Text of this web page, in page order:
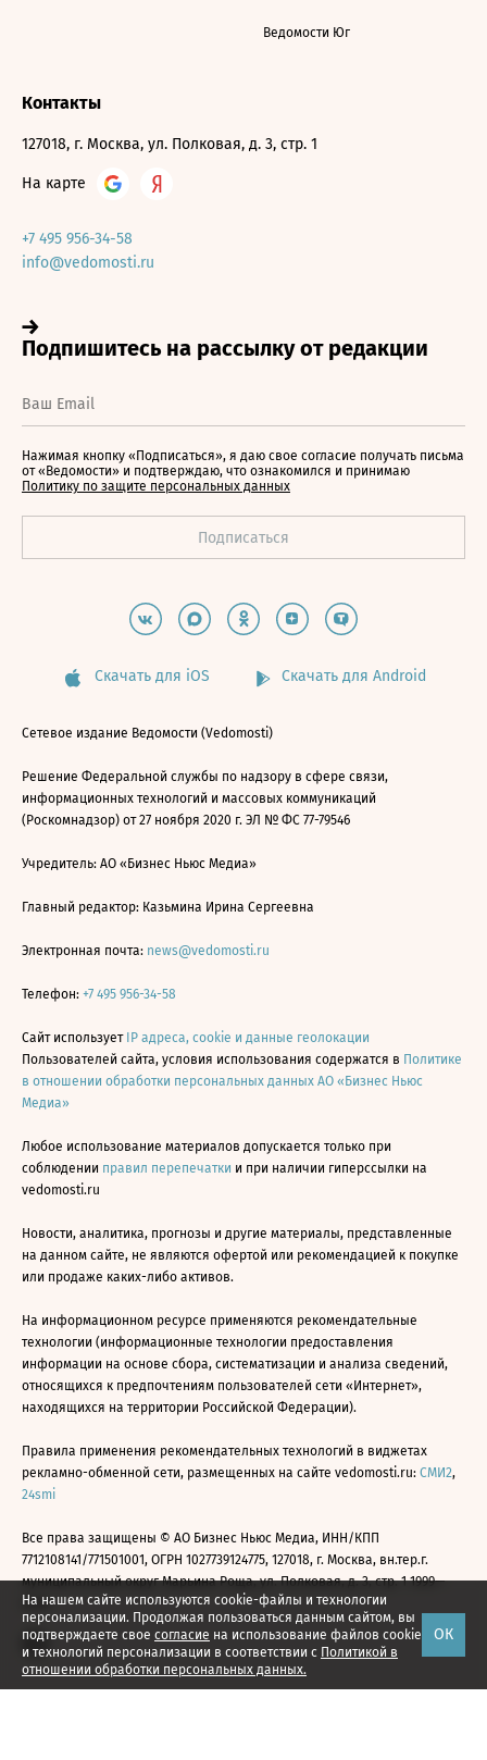
На нашем сайте используются cookie-файлы и технологии
персонализации. Продолжая пользоваться данным сайтом, вы
подтверждаете свое согласие на использование файлов cookie
и технологий персонализации в соответствии с Политикой в
отношении обработки персональных данных.
ОК
Ведомости Юг
Контакты
127018, г. Москва, ул. Полковая, д. 3, стр. 1
На карте
+7 495 956-34-58
info@vedomosti.ru
Нажимая кнопку «Подписаться», я даю свое согласие получать письма
от «Ведомости» и подтверждаю, что ознакомился и принимаю
Политику по защите персональных данных
Скачать для iOS Скачать для Android
Сетевое издание Ведомости (Vedomosti)
Решение Федеральной службы по надзору в сфере связи,
информационных технологий и массовых коммуникаций
(Роскомнадзор) от 27 ноября 2020 г. ЭЛ № ФС 77-79546
Учредитель: АО «Бизнес Ньюс Медиа»
Главный редактор: Казьмина Ирина Сергеевна
Электронная почта: news@vedomosti.ru
Телефон: +7 495 956-34-58
Сайт использует IP адреса, cookie и данные геолокации
Пользователей сайта, условия использования содержатся в Политике
в отношении обработки персональных данных АО «Бизнес Ньюс
Медиа»
Любое использование материалов допускается только при
соблюдении правил перепечатки и при наличии гиперссылки на
vedomosti.ru
Новости, аналитика, прогнозы и другие материалы, представленные
на данном сайте, не являются офертой или рекомендацией к покупке
или продаже каких-либо активов.
На информационном ресурсе применяются рекомендательные
технологии (информационные технологии предоставления
информации на основе сбора, систематизации и анализа сведений,
относящихся к предпочтениям пользователей сети «Интернет»,
находящихся на территории Российской Федерации).
Правила применения рекомендательных технологий в виджетах
рекламно-обменной сети, размещенных на сайте vedomosti.ru: СМИ2,
24smi
Все права защищены © АО Бизнес Ньюс Медиа, ИНН/КПП
7712108141/771501001, ОГРН 1027739124775, 127018, г. Москва, вн.тер.г.
муниципальный округ Марьина Роща, ул. Полковая, д. 3, стр. 1 1999—
2026